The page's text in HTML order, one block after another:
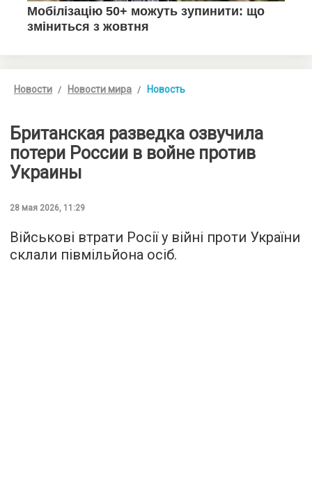
Новости Новости мира Новость
Британская разведка озвучила
потери России в войне против
Украины
28 мая 2026, 11:29
Військові втрати Росії у війні проти України
склали півмільйона осіб.